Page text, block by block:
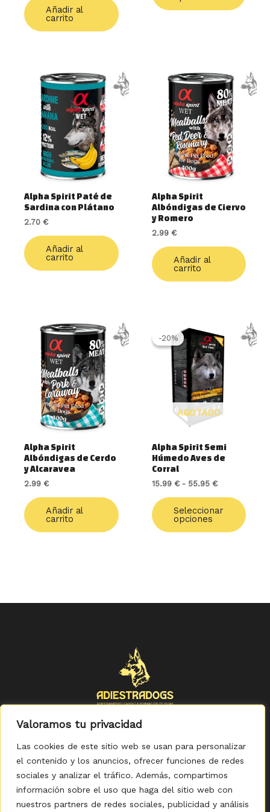
Valoramos tu privacidad
Las cookies de este sitio web se usan para personalizar
el contenido y los anuncios, ofrecer funciones de redes
sociales y analizar el tráfico. Además, compartimos
información sobre el uso que haga del sitio web con
nuestros partners de redes sociales, publicidad y análisis
Añadir al
carrito
Alpha Spirit Paté de
Sardina con Plátano
2.70 €
Añadir al
carrito
Alpha Spirit
Albóndigas de Ciervo
y Romero
2.99 €
Añadir al
carrito
Alpha Spirit
Albóndigas de Cerdo
y Alcaravea
2.99 €
Añadir al
carrito
-20%
AGOTADO
-20%
Alpha Spirit Semi
Húmedo Aves de
Corral
15.99 € - 55.95 €
de
precios:
desde
15.99 €
hasta
55.95 €
Seleccionar
opciones
Este
tiene
Política de Privacidad -Política de Cookies-Aviso legal
Accesibilidad- Condiciones Generales de Compra